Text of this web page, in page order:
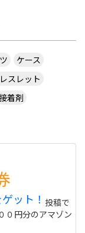
ケース
スレット
接着剤
ット！ 投稿で
０円分のアマゾン